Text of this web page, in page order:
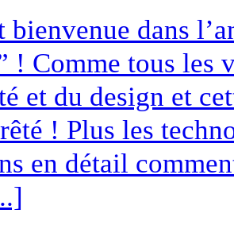
bienvenue dans
! Comme tous les
et du design et
! Plus les
en détail